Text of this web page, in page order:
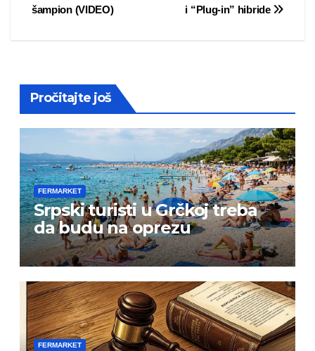
i “Plug-in” hibride
šampion (VIDEO)
Pročitajte još
FERMARKET
Srpski turisti u Grčkoj treba
da budu na oprezu
FERMARKET